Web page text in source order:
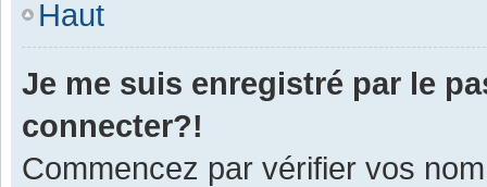
Haut
Je me suis enregistré par le
connecter?!
Commencez par vérifier vos